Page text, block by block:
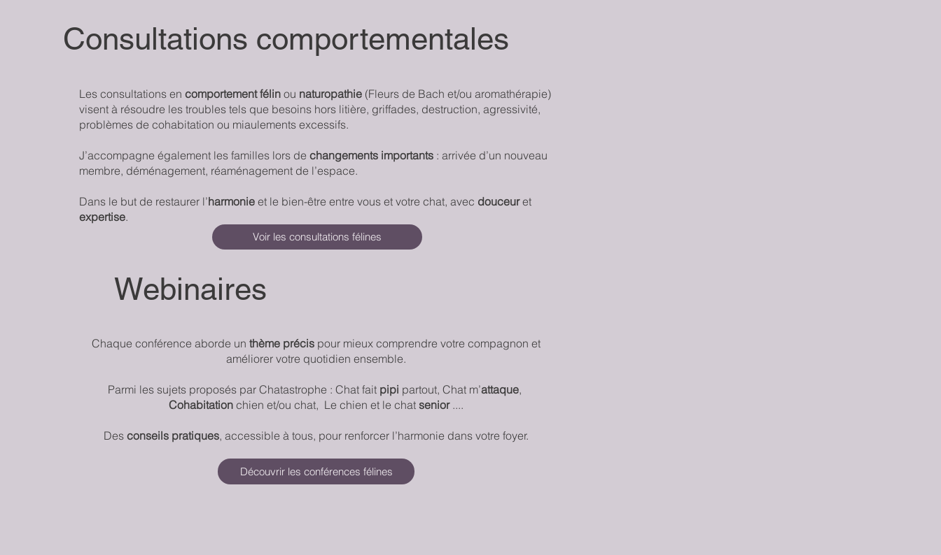
Consultations comportementales
Les consultations en comportement félinou naturopathie (Fleurs de Bach et/ou aromathérapie)
visent à résoudre les troubles tels que besoins hors litière, griffades, destruction, agressivité,
problèmes de cohabitation ou miaulements excessifs.
J’accompagne également les familles lors de changements importants: arrivée d’un nouveau
membre, déménagement, réaménagement de l’espace.
Dans le but de restaurer l’harmonieet le bien-être entre vous et votre chat, avec douceuret
expertise.
Voir les consultations félines
Webinaires
Chaque conférence aborde un thème précis pour mieux comprendre votre compagnon et
améliorer votre quotidien ensemble.
Parmi les sujets proposés par Chatastrophe : Chat fait pipi partout, Chat m’attaque,
Cohabitation chien et/ou chat, Le chien et le chatsenior....
Desconseils pratiques, accessible à tous, pour renforcer l’harmonie dans votre foyer.
Découvrir les conférences félines